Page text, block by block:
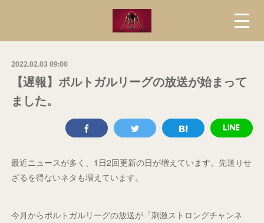
2022.02.03 09:00
【遅報】ポルトガルリーグの放送が始まって
ました。
最近ニュースが多く、1日2回更新の日が増えています。先送りせ
ざるを得ないネタも増えています。
今月からポルトガルリーグの放送が「刺激ストロングチャンネ